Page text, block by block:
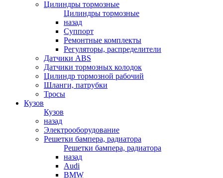
Цилиндры тормозные
Цилиндры тормозные
назад
Суппорт
Ремонтные комплекты
Регуляторы, распределители
Датчики ABS
Датчики тормозных колодок
Цилиндр тормозной рабочий
Шланги, патрубки
Тросы
Кузов
Кузов
назад
Электрооборудование
Решетки бампера, радиатора
Решетки бампера, радиатора
назад
Audi
BMW